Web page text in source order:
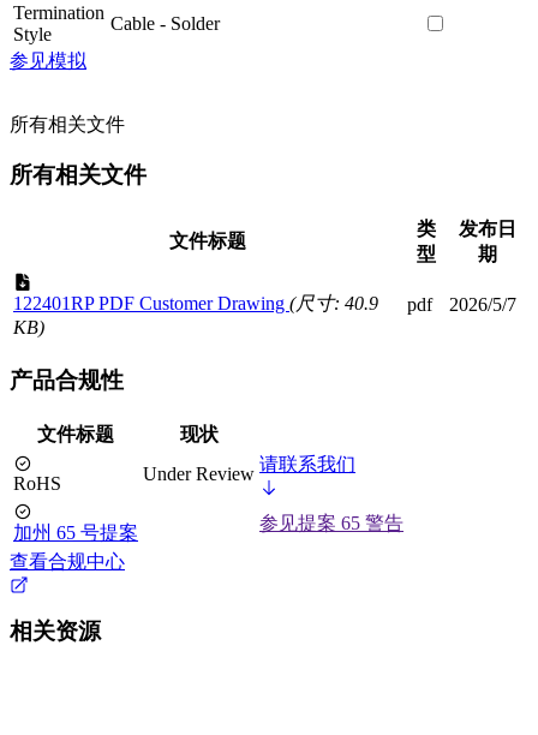
Termination
Style
Cable - Solder
参见模拟
所有相关文件
所有相关文件
文件标题
类
型
发布日
期
122401RP PDF Customer Drawing (尺寸: 40.9
KB)
pdf 2026/5/7
产品合规性
文件标题 现状
RoHS Under Review 请联系我们
加州 65 号提案
参见提案 65 警告
查看合规中心
相关资源